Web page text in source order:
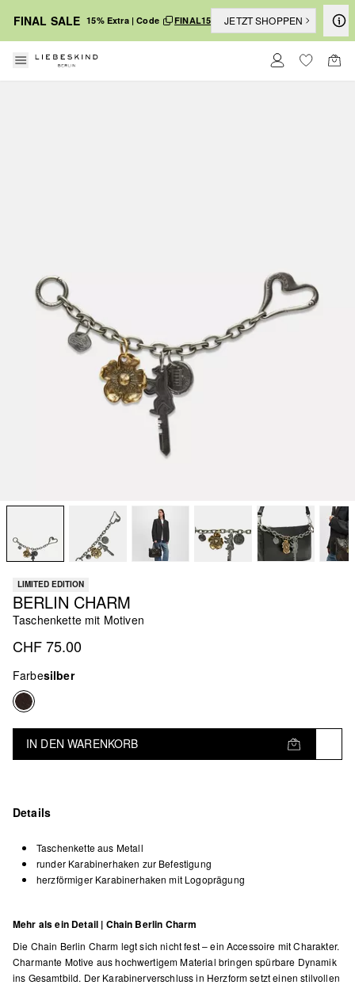
FINAL SALE 15% Extra | Code FINAL15 JETZT SHOPPEN
LIMITED EDITION
BERLIN CHARM
Taschenkette mit Motiven
CHF 75.00
Farbesilber
IN DEN WARENKORB
Details
Taschenkette aus Metall
runder Karabinerhaken zur Befestigung
herzförmiger Karabinerhaken mit Logoprägung
Mehr als ein Detail | Chain Berlin Charm
Die Chain Berlin Charm legt sich nicht fest – ein Accessoire mit Charakter.
Charmante Motive aus hochwertigem Material bringen spürbare Dynamik
ins Gesamtbild. Der Karabinerverschluss in Herzform setzt einen stilvollen